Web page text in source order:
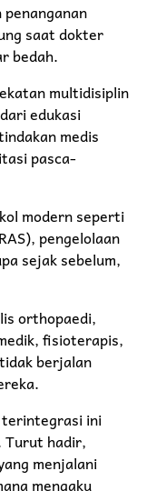
saat dokter
bedah.
multidisiplin
edukasi
medis
pasca-
modern seperti
pengelolaan
sejak sebelum,
orthopaedi,
fisioterapis,
berjalan
ini
Turut hadir,
menjalani
mengaku